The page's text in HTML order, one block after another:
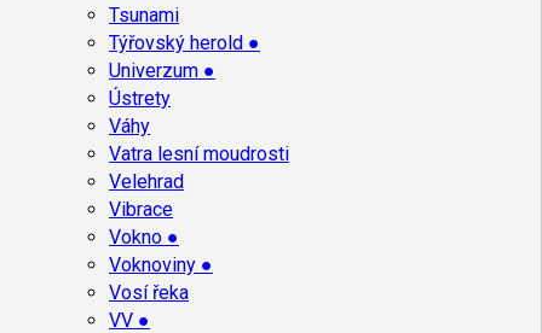
Tsunami
Týřovský herold ●
Univerzum ●
Ústrety
Váhy
Vatra lesní moudrosti
Velehrad
Vibrace
Vokno ●
Voknoviny ●
Vosí řeka
VV ●